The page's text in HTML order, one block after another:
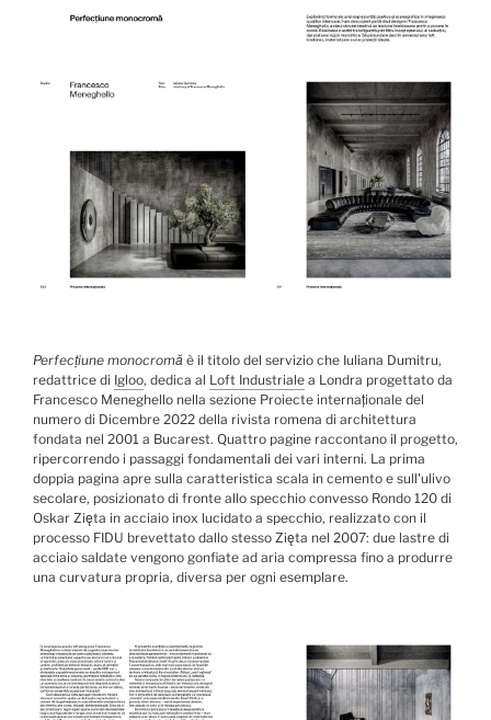
Perfecțiune monocromă è il titolo del servizio che Iuliana Dumitru,
redattrice di Igloo, dedica al Loft Industriale a Londra progettato da
Francesco Meneghello nella sezione Proiecte internaționale del
numero di Dicembre 2022 della rivista romena di architettura
fondata nel 2001 a Bucarest. Quattro pagine raccontano il progetto,
ripercorrendo i passaggi fondamentali dei vari interni. La prima
doppia pagina apre sulla caratteristica scala in cemento e sull'ulivo
secolare, posizionato di fronte allo specchio convesso Rondo 120 di
Oskar Zięta in acciaio inox lucidato a specchio, realizzato con il
processo FIDU brevettato dallo stesso Zięta nel 2007: due lastre di
acciaio saldate vengono gonfiate ad aria compressa fino a produrre
una curvatura propria, diversa per ogni esemplare.